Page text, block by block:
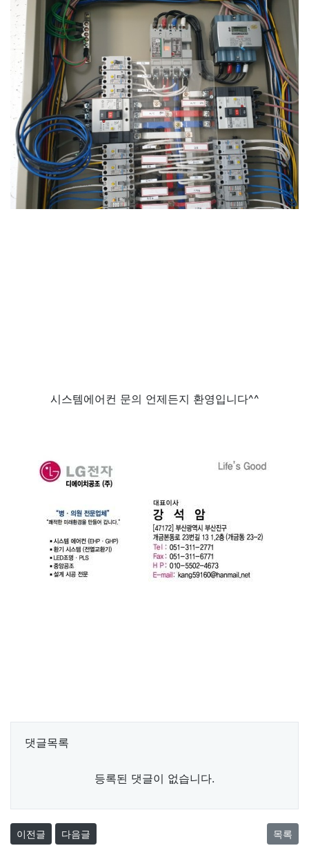
시스템에어컨 문의 언제든지 환영입니다^^
댓글목록
등록된 댓글이 없습니다.
이전글 다음글 목록